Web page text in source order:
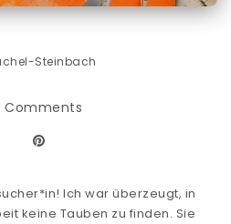
Steinbach
Comments
Ich war überzeugt, in
keine Tauben zu finden. Sie